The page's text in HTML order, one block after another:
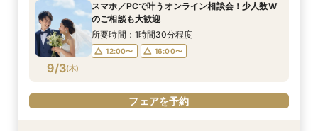
9/2(水
18:00〜 19:00〜
9/2(水
12:00〜 16:00〜
9/2(水
13:00〜
16:00〜
18:00〜
9/2(水
12:00〜 16:00〜
9/2(水
12:00〜 16:00〜
9/2(水
12:00〜 16:00〜
9/2(水
12:00〜 16:00〜
9/3(木)
スマホ／PCで叶うオンライン相談会！少人数W
のご相談も大歓迎
所要時間：1時間30分程度
12:00〜 16:00〜
フェアを予約